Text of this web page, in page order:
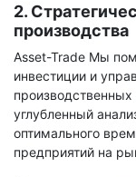
2.
производства
Asset-Trade Мы
инвестиции и
углубленный
оптимального
предприятий на